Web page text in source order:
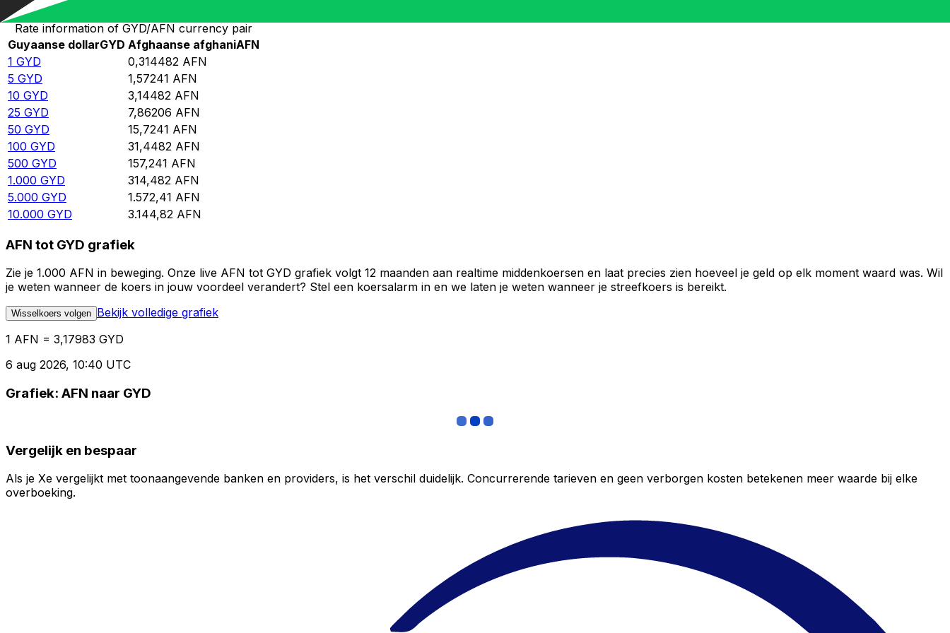
Rate information of GYD/AFN currency pair
Guyaanse dollarGYD Afghaanse afghaniAFN
1 GYD 0,314482 AFN
5 GYD 1,57241 AFN
10 GYD 3,14482 AFN
25 GYD 7,86206 AFN
50 GYD 15,7241 AFN
100 GYD 31,4482 AFN
500 GYD 157,241 AFN
1.000 GYD 314,482 AFN
5.000 GYD 1.572,41 AFN
10.000 GYD 3.144,82 AFN
AFN tot GYD grafiek
Zie je 1.000 AFN in beweging. Onze live AFN tot GYD grafiek volgt 12 maanden aan realtime middenkoersen en laat precies zien hoeveel je geld op elk moment waard was. Wil
je weten wanneer de koers in jouw voordeel verandert? Stel een koersalarm in en we laten je weten wanneer je streefkoers is bereikt.
Wisselkoers volgen Bekijk volledige grafiek
1 AFN = 3,17983 GYD
6 aug 2026, 10:40 UTC
Grafiek: AFN naar GYD
Vergelijk en bespaar
Als je Xe vergelijkt met toonaangevende banken en providers, is het verschil duidelijk. Concurrerende tarieven en geen verborgen kosten betekenen meer waarde bij elke
overboeking.